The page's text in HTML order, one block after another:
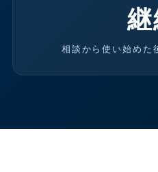
相談から使い始めた